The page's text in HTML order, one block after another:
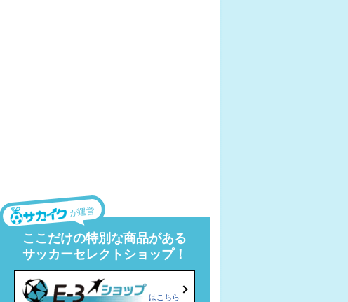
が運営
ここだけの特別な商品がある
サッカーセレクトショップ！
はこちら